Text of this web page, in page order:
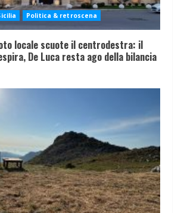
Politica & retroscena
locale scuote il centrodestra: il
De Luca resta ago della bilancia